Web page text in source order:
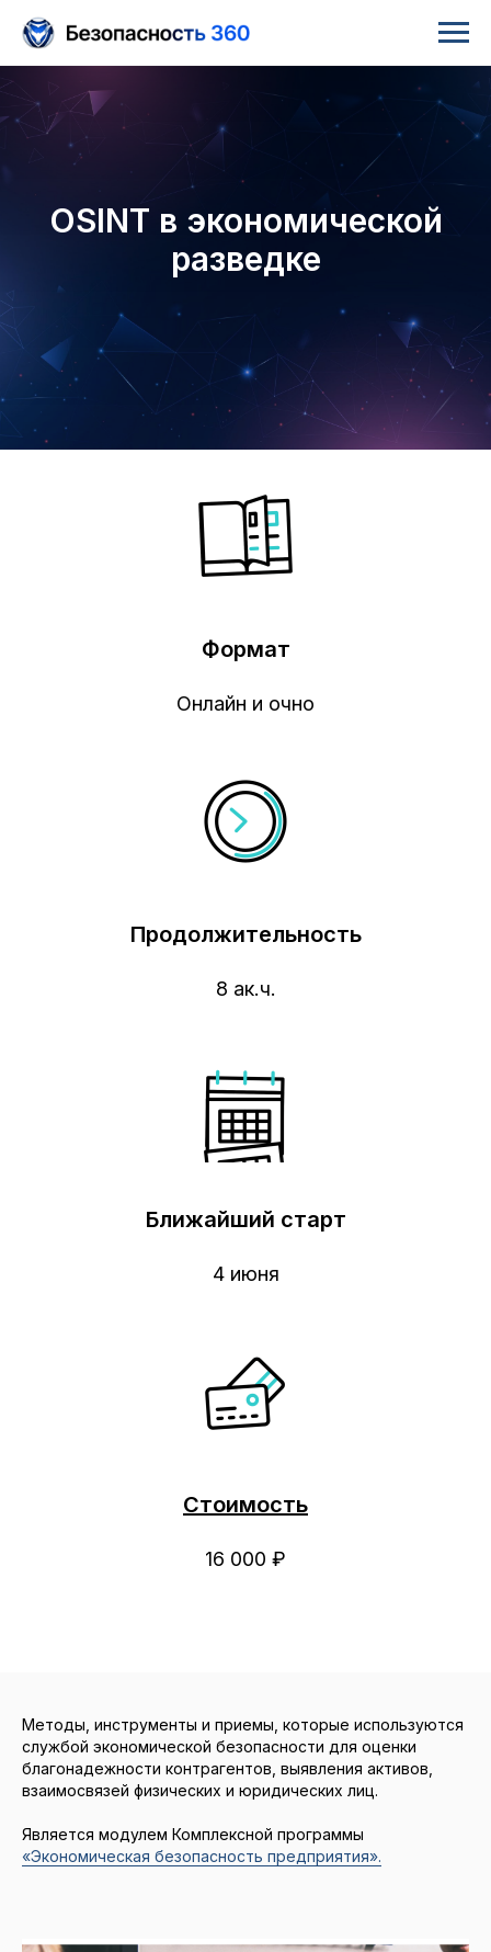
OSINT в экономической
разведке
Формат
Онлайн и очно
Продолжительность
8 ак.ч.
Ближайший старт
4 июня
Стоимость
16 000 ₽
Методы, инструменты и приемы, которые используются
службой экономической безопасности для оценки
благонадежности контрагентов, выявления активов,
взаимосвязей физических и юридических лиц.
Является модулем Комплексной программы
«Экономическая безопасность предприятия».